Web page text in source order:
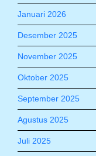
Januari 2026
Desember 2025
November 2025
Oktober 2025
September 2025
Agustus 2025
Juli 2025